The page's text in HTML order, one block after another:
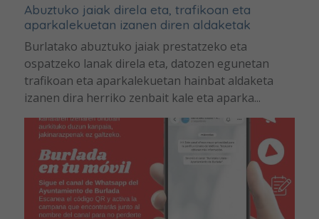
Abuztuko jaiak direla eta, trafikoan eta
aparkalekuetan izanen diren aldaketak
Burlatako abuztuko jaiak prestatzeko eta
ospatzeko lanak direla eta, datozen egunetan
trafikoan eta aparkalekuetan hainbat aldaketa
izanen dira herriko zenbait kale eta aparka...